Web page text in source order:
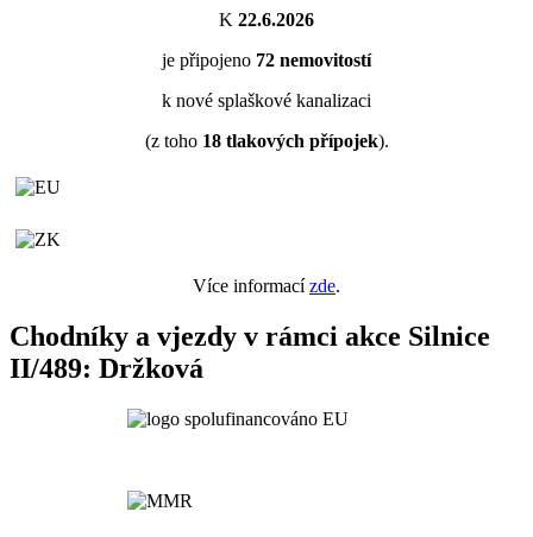
K 22.6.2026
je připojeno 72 nemovitostí
k nové splaškové kanalizaci
(z toho 18tlakových přípojek).
Více informacízde.
Chodníky a vjezdy v rámci akce Silnice
II/489: Držková